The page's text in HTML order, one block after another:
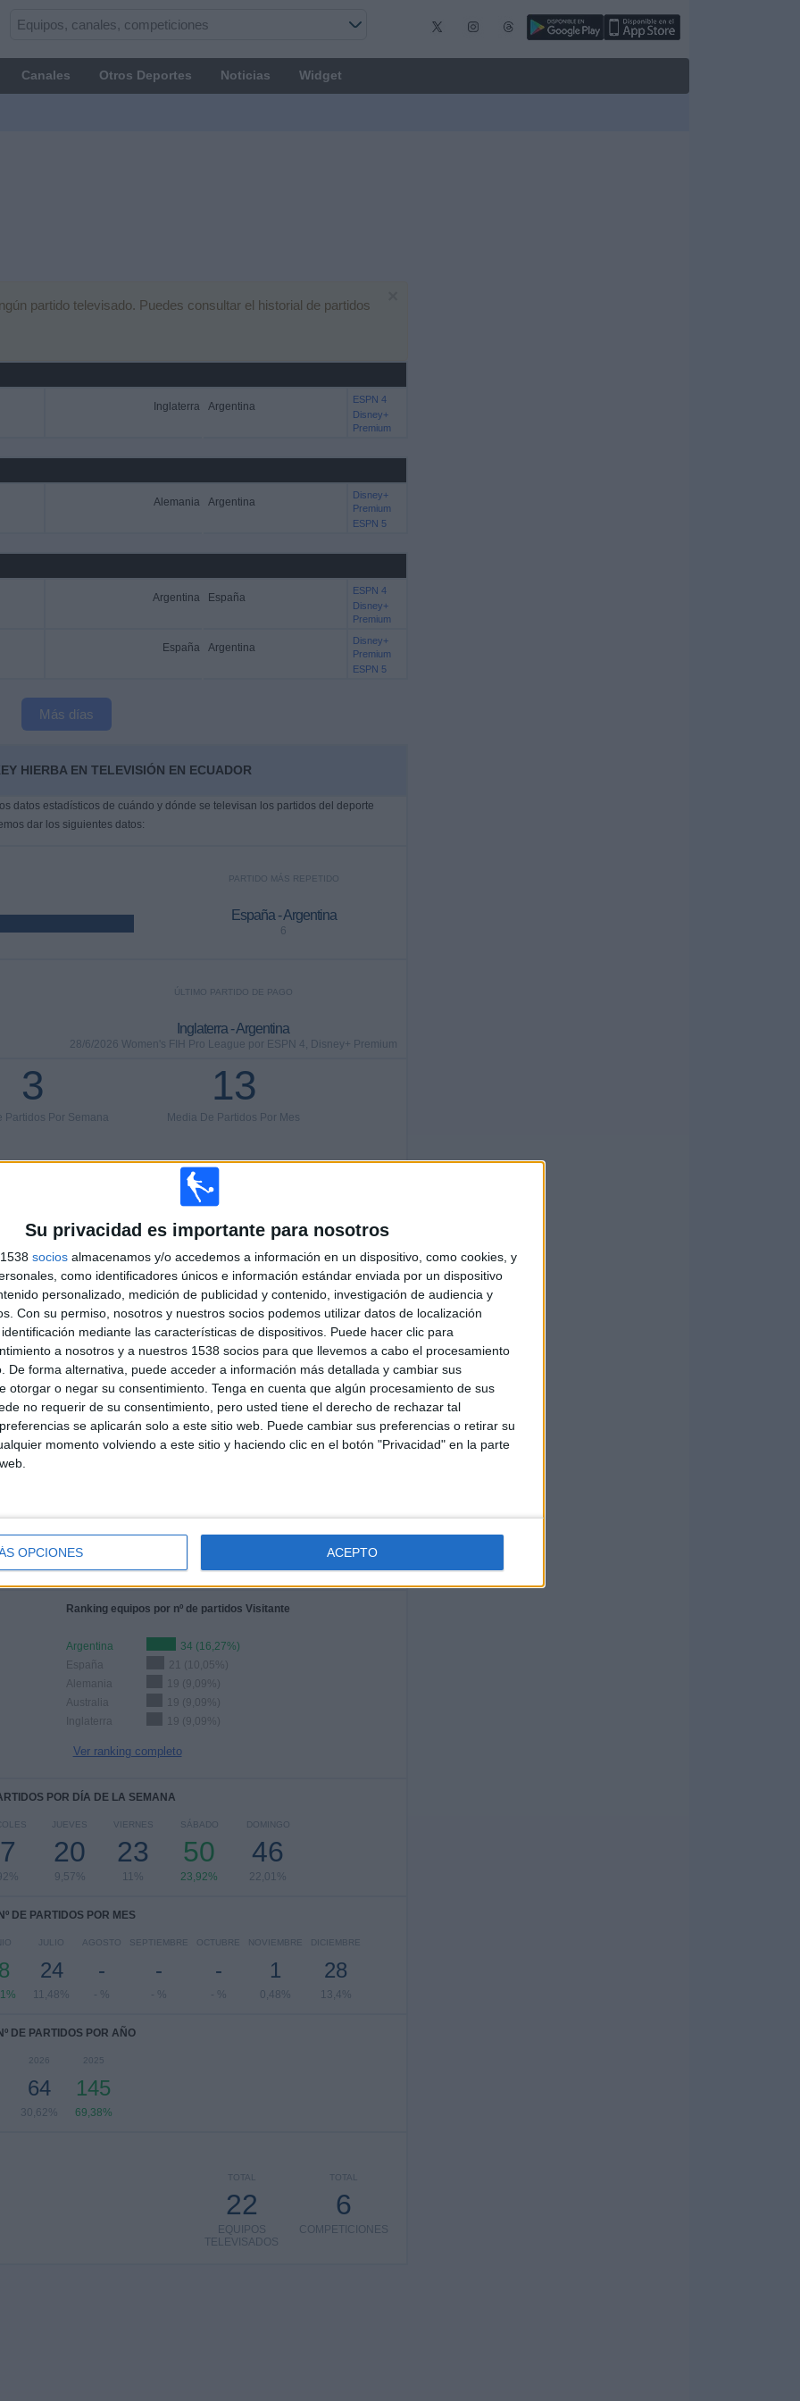
Su privacidad es importante para nosotros
socios almacenamos y/o accedemos a información en un dispositivo, como cookies, y
como identificadores únicos e información estándar enviada por un dispositivo
personalizado, medición de publicidad y contenido, investigación de audiencia y
Con su permiso, nosotros y nuestros socios podemos utilizar datos de localización
mediante las características de dispositivos. Puede hacer clic para
a nosotros y a nuestros 1538 socios para que llevemos a cabo el procesamiento
De forma alternativa, puede acceder a información más detallada y cambiar sus
otorgar o negar su consentimiento. Tenga en cuenta que algún procesamiento de sus
no requerir de su consentimiento, pero usted tiene el derecho de rechazar tal
se aplicarán solo a este sitio web. Puede cambiar sus preferencias o retirar su
momento volviendo a este sitio y haciendo clic en el botón "Privacidad" en la parte
OPCIONES ACEPTO
Canales Otros Deportes Noticias Widget
partido televisado. Puedes consultar el historial de partidos
Inglaterra Argentina
ESPN 4
Disney+
Premium
Alemania Argentina
Disney+
Premium
ESPN 5
Argentina España
ESPN 4
Disney+
Premium
España Argentina
Disney+
Premium
ESPN 5
Más días
HIERBA EN TELEVISIÓN EN ECUADOR
datos estadísticos de cuándo y dónde se televisan los partidos del deporte
dar los siguientes datos:
PARTIDO MÁS REPETIDO
España - Argentina
6
ÚLTIMO PARTIDO DE PAGO
Inglaterra - Argentina
28/6/2026 Women's FIH Pro League por ESPN 4, Disney+ Premium
3
Partidos Por Semana
13
Media De Partidos Por Mes
7
CANALES TV
0
PARTIDOS/DÍA
EN ABIERTO
0,4
PARTIDOS/DÍA
DE PAGO
RANKING POR COMPETICIONES
FIH Copa Mundial Junior Masculino
3 (1,44%)
Ranking equipos por nº de partidos Visitante
Argentina
34 (16,27%)
España
21 (10,05%)
Alemania
19 (9,09%)
Australia
19 (9,09%)
Inglaterra
19 (9,09%)
Ver ranking completo
POR DÍA DE LA SEMANA
JUEVES
20
9,57%
VIERNES
23
11%
SÁBADO
50
23,92%
DOMINGO
46
22,01%
Nº DE PARTIDOS POR MES
JULIO
24
11,48%
AGOSTO
-
- %
SEPTIEMBRE
-
- %
OCTUBRE
-
- %
NOVIEMBRE
1
0,48%
DICIEMBRE
28
13,4%
DE PARTIDOS POR AÑO
2026
64
30,62%
2025
145
69,38%
TOTAL
6
COMPETICIONES
TOTAL
22
EQUIPOS
TELEVISADOS